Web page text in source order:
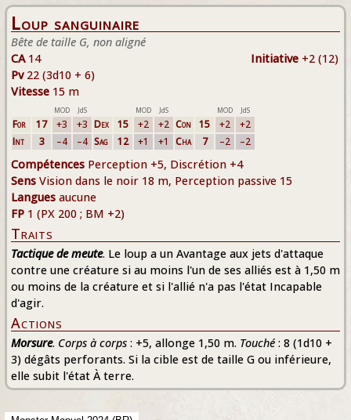
Loup sanguinaire
Bête de taille G, non aligné
Initiative +2 (12)
CA14
Pv22 (3d10 + 6)
Vitesse 15 m
MOD JdS MOD JdS MOD JdS
For 17 +3 +3 Dex 15 +2 +2 Con 15 +2
+2
Int
3 –4 –4 Sag 12 +1 +1 Cha 7 –2 –2
Compétences Perception +5, Discrétion +4
Sens Vision dans le noir 18 m, Perception passive 15
Langues aucune
FP 1 (PX 200 ; BM +2)
Traits
Tactique de meute. Le loup a un Avantage aux jets d'attaque
contre une créature si au moins l'un de ses alliés est à 1,50 m
ou moins de la créature et si l'allié n'a pas l'état Incapable
d'agir.
Actions
Morsure. Corps à corps : +5, allonge 1,50 m. Touché : 8 (1d10 +
3) dégâts perforants. Si la cible est de taille G ou inférieure,
elle subit l'état À terre.